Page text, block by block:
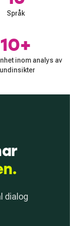
Språk
10+
inom analys av
dialog